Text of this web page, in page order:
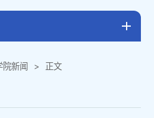
院新闻 正文